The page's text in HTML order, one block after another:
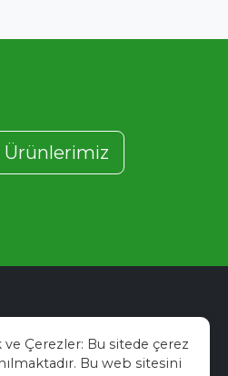
Ürünlerimiz
Saray Cad. No:3
ve Çerezler: Bu sitede çerez
Bu web sitesini